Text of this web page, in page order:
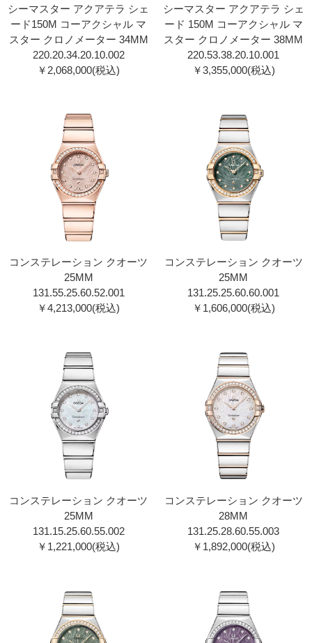
シーマスター アクアテラ シェ
ード150M コーアクシャル マ
スター クロノメーター 34MM
220.20.34.20.10.002
￥2,068,000(税込)
シーマスター アクアテラ シェ
ード 150M コーアクシャル マ
スター クロノメーター 38MM
220.53.38.20.10.001
￥3,355,000(税込)
コンステレーション クオーツ
25MM
131.55.25.60.52.001
￥4,213,000(税込)
コンステレーション クオーツ
25MM
131.25.25.60.60.001
￥1,606,000(税込)
コンステレーション クオーツ
25MM
131.15.25.60.55.002
￥1,221,000(税込)
コンステレーション クオーツ
28MM
131.25.28.60.55.003
￥1,892,000(税込)